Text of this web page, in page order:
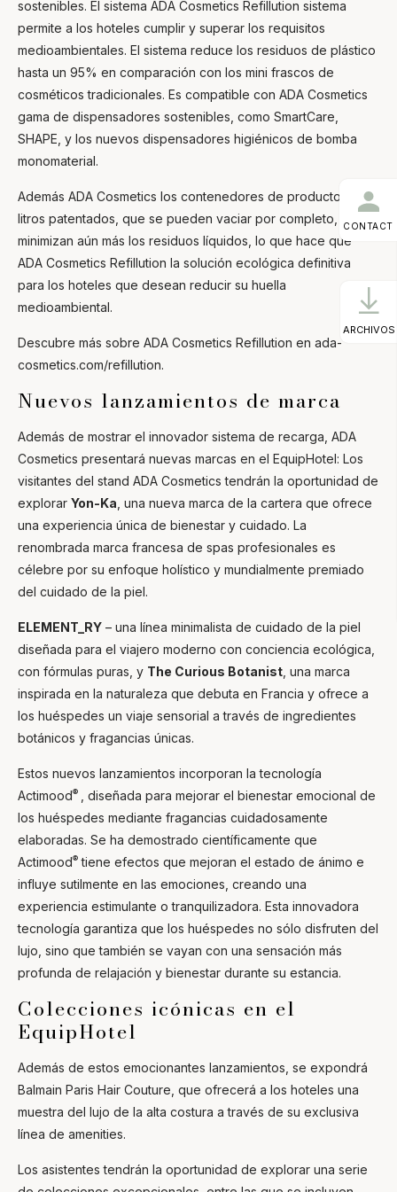
sostenibles. El sistema ADA Cosmetics Refillution sistema
permite a los hoteles cumplir y superar los requisitos
medioambientales. El sistema reduce los residuos de plástico
hasta un 95% en comparación con los mini frascos de
cosméticos tradicionales. Es compatible con ADA Cosmetics
gama de dispensadores sostenibles, como SmartCare,
SHAPE, y los nuevos dispensadores higiénicos de bomba
monomaterial.
Además ADA Cosmetics los contenedores de producto de 10
litros patentados, que se pueden vaciar por completo,
minimizan aún más los residuos líquidos, lo que hace que
ADA Cosmetics Refillution la solución ecológica definitiva
para los hoteles que desean reducir su huella
medioambiental.
Descubre más sobre ADA Cosmetics Refillution en ada-
cosmetics.com/refillution.
Nuevos lanzamientos de marca
Además de mostrar el innovador sistema de recarga, ADA
Cosmetics presentará nuevas marcas en el EquipHotel: Los
visitantes del stand ADA Cosmetics tendrán la oportunidad de
explorar Yon-Ka , una nueva marca de la cartera que ofrece
una experiencia única de bienestar y cuidado. La
renombrada marca francesa de spas profesionales es
célebre por su enfoque holístico y mundialmente premiado
del cuidado de la piel.
ELEMENT_RY – una línea minimalista de cuidado de la piel
diseñada para el viajero moderno con conciencia ecológica,
con fórmulas puras, y The Curious Botanist , una marca
inspirada en la naturaleza que debuta en Francia y ofrece a
los huéspedes un viaje sensorial a través de ingredientes
botánicos y fragancias únicas.
Estos nuevos lanzamientos incorporan la tecnología
Actimood®
, diseñada para mejorar el bienestar emocional de
los huéspedes mediante fragancias cuidadosamente
elaboradas. Se ha demostrado científicamente que
Actimood® tiene efectos que mejoran el estado de ánimo e
influye sutilmente en las emociones, creando una
experiencia estimulante o tranquilizadora. Esta innovadora
tecnología garantiza que los huéspedes no sólo disfruten del
lujo, sino que también se vayan con una sensación más
profunda de relajación y bienestar durante su estancia.
Colecciones icónicas en el
EquipHotel
Además de estos emocionantes lanzamientos, se expondrá
Balmain Paris Hair Couture, que ofrecerá a los hoteles una
muestra del lujo de la alta costura a través de su exclusiva
línea de amenities.
Los asistentes tendrán la oportunidad de explorar una serie
CONTACT
ARCHIVOS